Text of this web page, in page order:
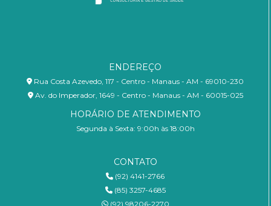
ENDEREÇO
Rua Costa Azevedo, 117 - Centro - Manaus - AM - 69010-230
Av. do Imperador, 1649 - Centro - Manaus - AM - 60015-025
HORÁRIO DE ATENDIMENTO
Segunda à Sexta: 9:00h às 18:00h
CONTATO
(92) 4141-2766
(85) 3257-4685
(92) 98206-2270